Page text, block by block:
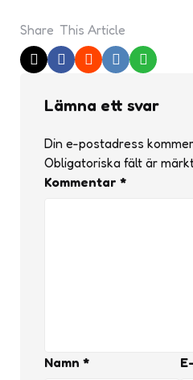
Share This Article
Lämna ett svar
Din e-postadress
Obligatoriska fält är
Kommentar *
Namn *